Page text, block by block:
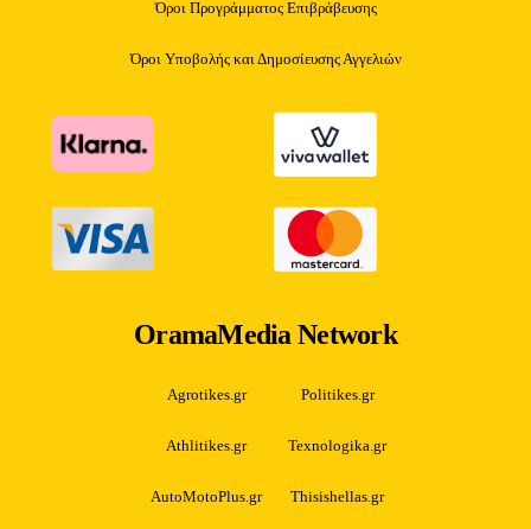
Όροι Προγράμματος Επιβράβευσης
Όροι Υποβολής και Δημοσίευσης Αγγελιών
OramaMedia Network
Agrotikes.gr Politikes.gr
Athlitikes.gr Texnologika.gr
AutoMotoPlus.gr Thisishellas.gr